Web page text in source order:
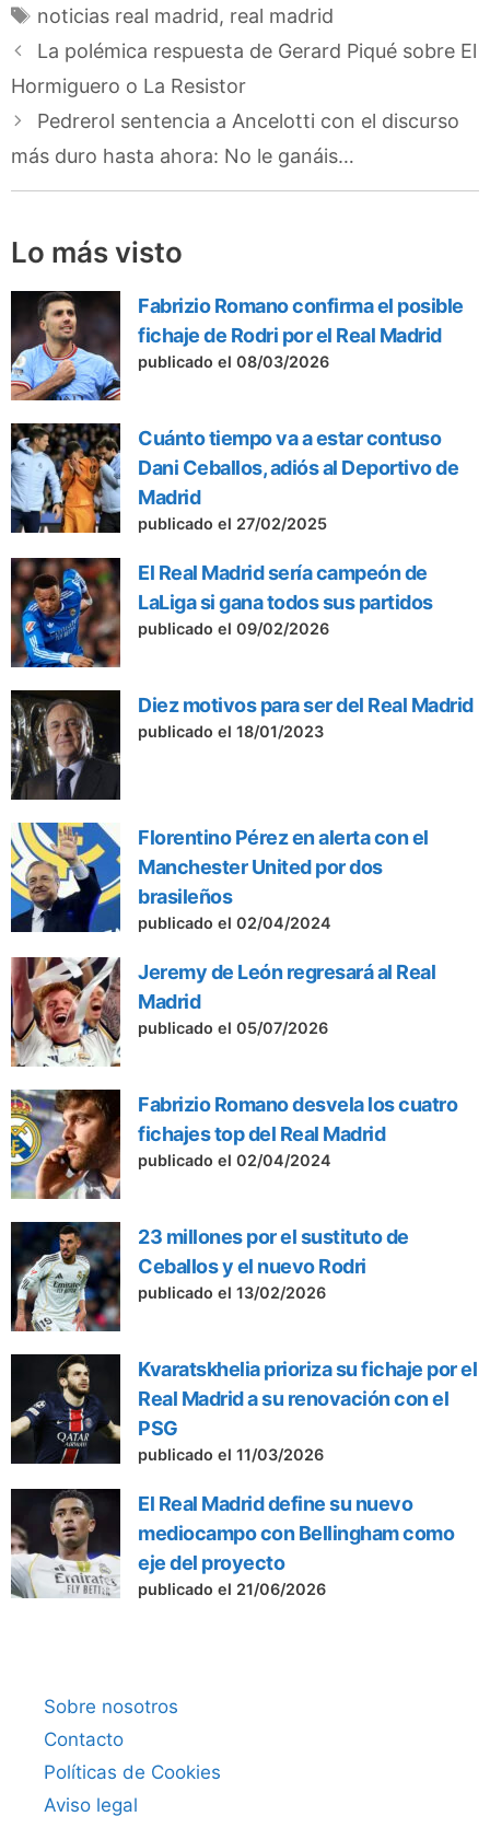
Etiquetas
noticias real madrid, real madrid
La polémica respuesta de Gerard Piqué sobre El
Hormiguero o La Resistor
Pedrerol sentencia a Ancelotti con el discurso
más duro hasta ahora: No le ganáis…
Lo más visto
Fabrizio Romano confirma el posible
fichaje de Rodri por el Real Madrid
publicado el 08/03/2026
Cuánto tiempo va a estar contuso
Dani Ceballos, adiós al Deportivo de
Madrid
publicado el 27/02/2025
El Real Madrid sería campeón de
LaLiga si gana todos sus partidos
publicado el 09/02/2026
Diez motivos para ser del Real Madrid
publicado el 18/01/2023
Florentino Pérez en alerta con el
Manchester United por dos
brasileños
publicado el 02/04/2024
Jeremy de León regresará al Real
Madrid
publicado el 05/07/2026
Fabrizio Romano desvela los cuatro
fichajes top del Real Madrid
publicado el 02/04/2024
23 millones por el sustituto de
Ceballos y el nuevo Rodri
publicado el 13/02/2026
Kvaratskhelia prioriza su fichaje por el
Real Madrid a su renovación con el
PSG
publicado el 11/03/2026
El Real Madrid define su nuevo
mediocampo con Bellingham como
eje del proyecto
publicado el 21/06/2026
Sobre nosotros
Contacto
Políticas de Cookies
Aviso legal